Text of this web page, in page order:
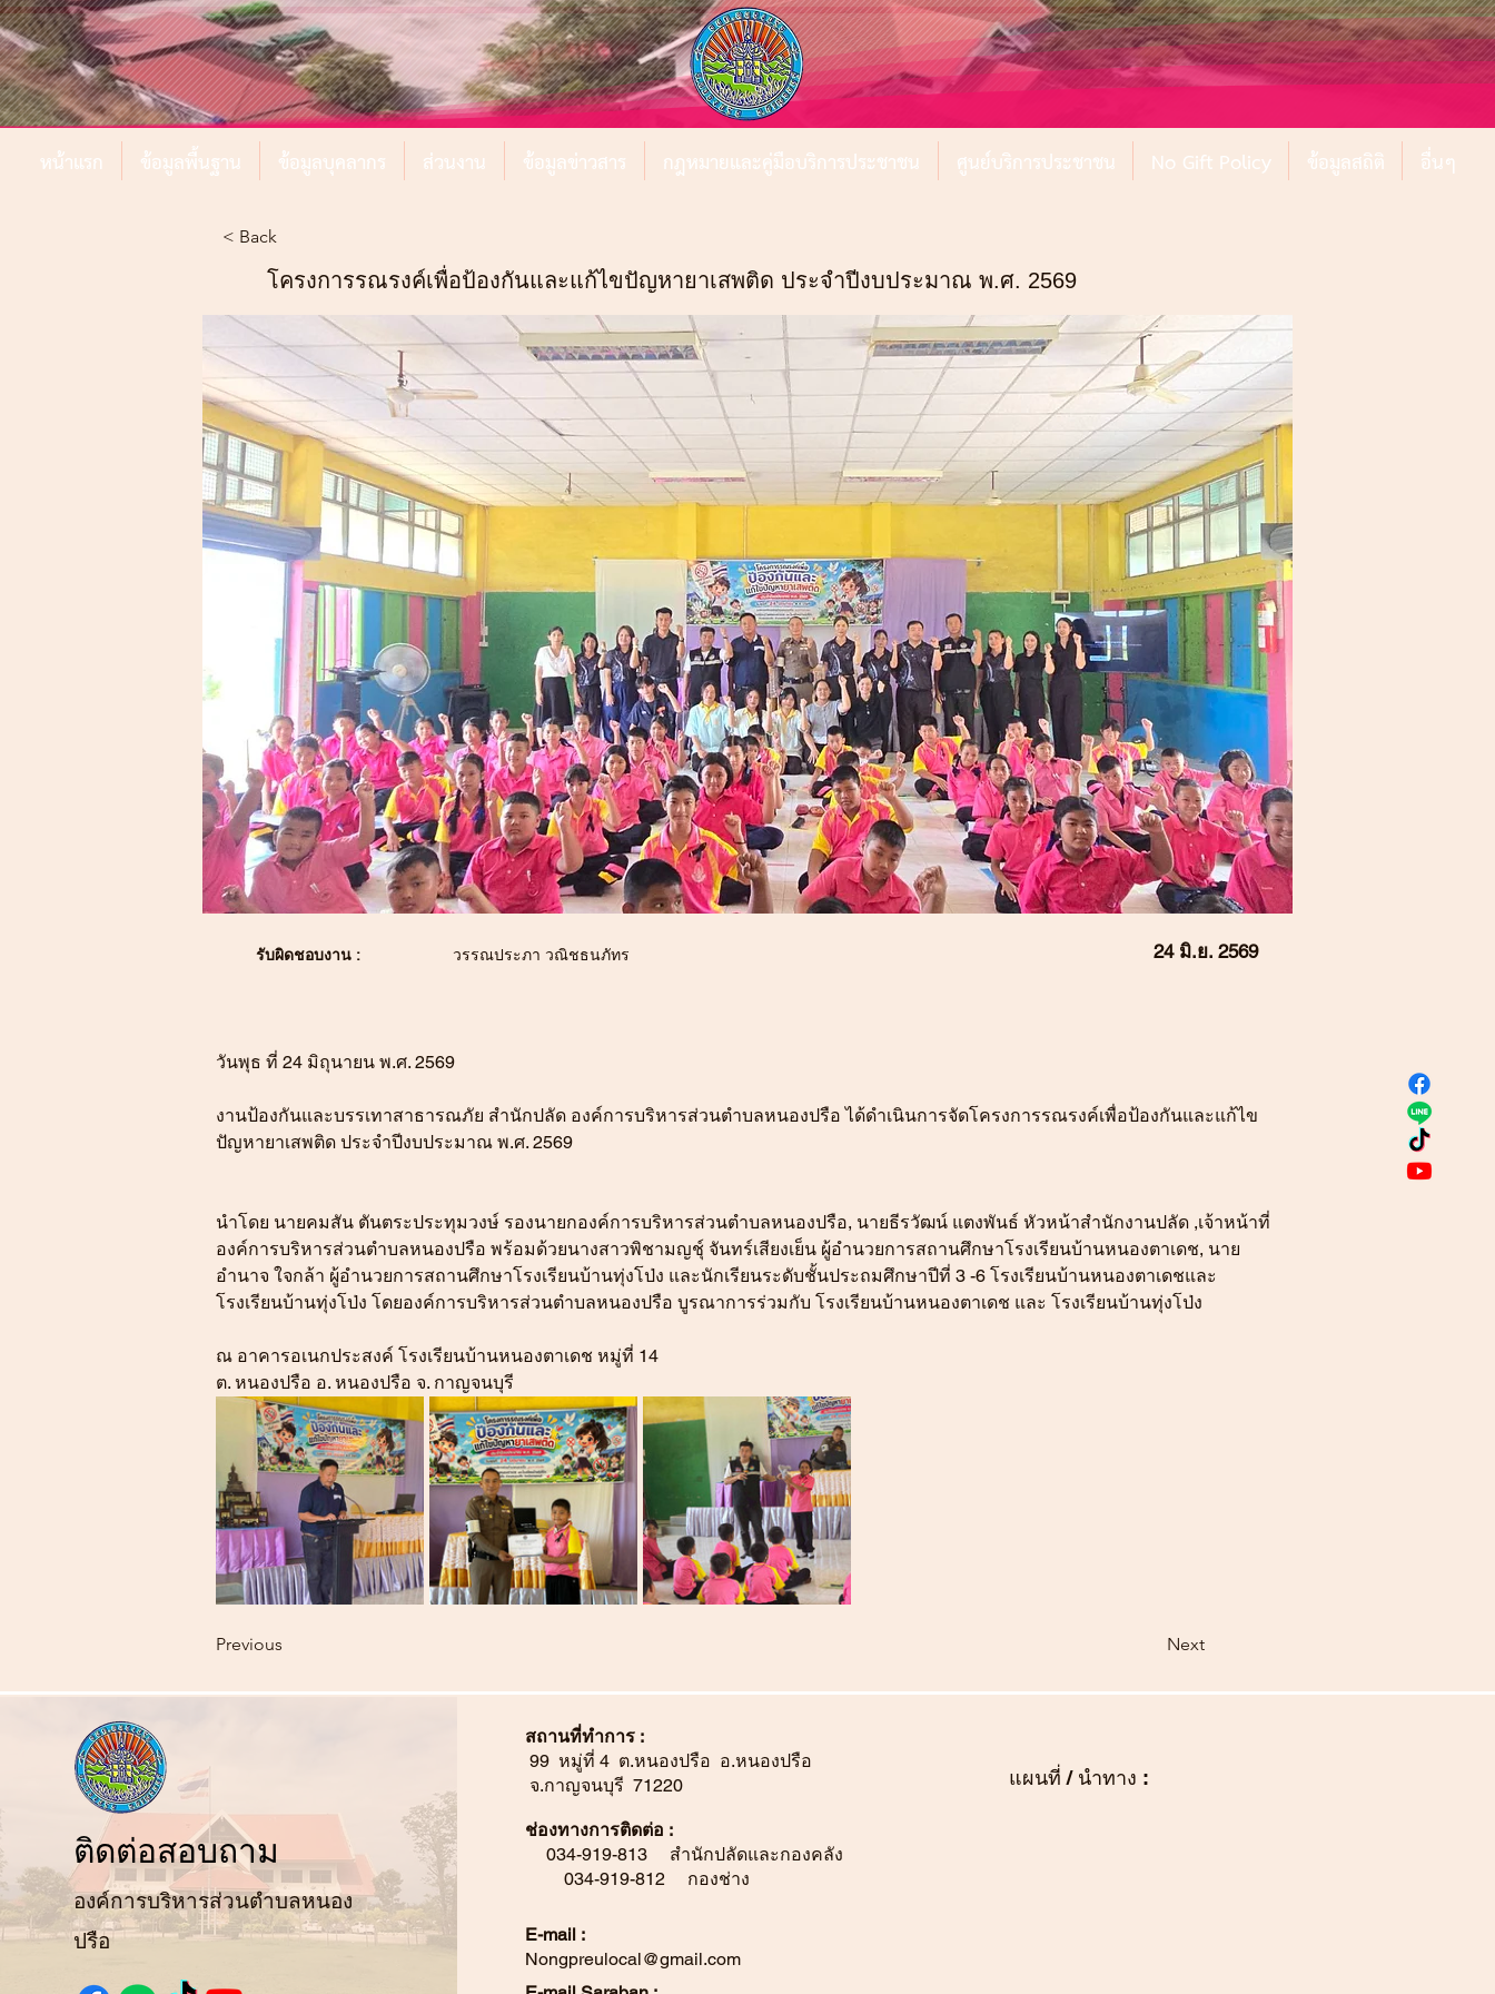
หน้าแรก ข้อมูลพื้นฐาน ข้อมูลบุคลากร ส่วนงาน ข้อมูลข่าวสาร กฎหมายและคู่มือบริการประชาชน ศูนย์บริการประชาชน No Gift Policy ข้อมูลสถิติ อื่นๆ
< Back
โครงการรณรงค์เพื่อป้องกันและแก้ไขปัญหายาเสพติด ประจำปีงบประมาณ พ.ศ. 2569
รับผิดชอบงาน : วรรณประภา วณิชธนภัทร 24 มิ.ย. 2569
วันพุธ ที่ 24 มิถุนายน พ.ศ. 2569
งานป้องกันและบรรเทาสาธารณภัย สำนักปลัด องค์การบริหารส่วนตำบลหนองปรือ ได้ดำเนินการจัดโครงการรณรงค์เพื่อป้องกันและแก้ไข
ปัญหายาเสพติด ประจำปีงบประมาณ พ.ศ. 2569
นำโดย นายคมสัน ตันตระประทุมวงษ์ รองนายกองค์การบริหารส่วนตำบลหนองปรือ, นายธีรวัฒน์ แตงพันธ์ หัวหน้าสำนักงานปลัด ,เจ้าหน้าที่
องค์การบริหารส่วนตำบลหนองปรือ พร้อมด้วยนางสาวพิชามญชุ์ จันทร์เสียงเย็น ผู้อำนวยการสถานศึกษาโรงเรียนบ้านหนองตาเดช, นาย
อำนาจ ใจกล้า ผู้อำนวยการสถานศึกษาโรงเรียนบ้านทุ่งโป่ง และนักเรียนระดับชั้นประถมศึกษาปีที่ 3 -6 โรงเรียนบ้านหนองตาเดชและ
โรงเรียนบ้านทุ่งโป่ง โดยองค์การบริหารส่วนตำบลหนองปรือ บูรณาการร่วมกับ โรงเรียนบ้านหนองตาเดช และ โรงเรียนบ้านทุ่งโป่ง
ณ อาคารอเนกประสงค์ โรงเรียนบ้านหนองตาเดช หมู่ที่ 14
ต. หนองปรือ อ. หนองปรือ จ. กาญจนบุรี
Previous Next
ติดต่อสอบถาม
องค์การบริหารส่วนตำบลหนอง
ปรือ
สถานที่ทำการ :
99 หมู่ที่ 4 ต.หนองปรือ อ.หนองปรือ
จ.กาญจนบุรี 71220
ช่องทางการติดต่อ :
034-919-813 สำนักปลัดและกองคลัง
034-919-812 กองช่าง
E-mail :
Nongpreulocal@gmail.com
แผนที่ / นำทาง :